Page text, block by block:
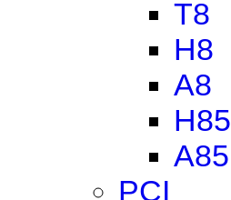
T8
H8
A8
H85
A85
PCI